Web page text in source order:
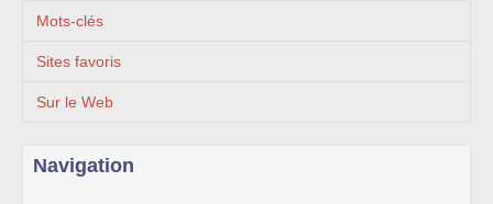
Mots-clés
Sites favoris
Sur le Web
Navigation